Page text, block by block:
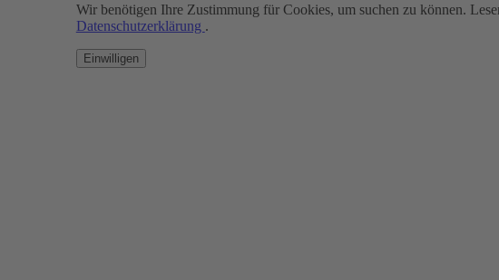
Wir benötigen Ihre Zustimmung für Cookies, um suchen zu können.
Datenschutzerklärung .
Einwilligen